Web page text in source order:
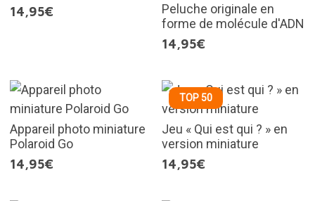
14,95€
Peluche originale en
forme de molécule d'ADN
14,95€
Appareil photo miniature
Polaroid Go
14,95€
TOP 50
Jeu « Qui est qui ? » en
version miniature
14,95€